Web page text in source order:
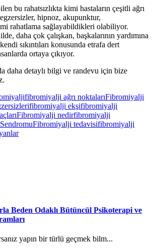
bu rahatsızlıkta kimi hastaların çeşitli ağrı
hipnoz, akupunktur,
rahatlama sağlayabildikleri olabiliyor.
daha çok çalışkan, başkalarının yardımına
sıkıntıları konusunda etrafa dert
ortaya çıkıyor.
daha detaylı bilgi ve randevu için bize
fibromiyalji ağrı noktalarıFibromiyalji
fibromiyalji ekşifibromiyalji
Fibromiyalji nedirfibromiyalji
Fibromiyalji tedavisifibromiyalji
Beden Odaklı Bütüncül Psikoterapi ve
yapın bir türlü geçmek bilm...